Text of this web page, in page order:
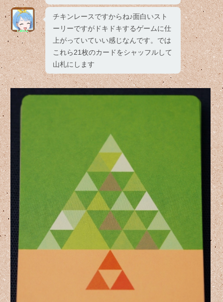
チキンレースですからね♪面白いスト
ーリーですがドキドキするゲームに仕
上がっていていい感じなんです。では
これら21枚のカードをシャッフルして
山札にします